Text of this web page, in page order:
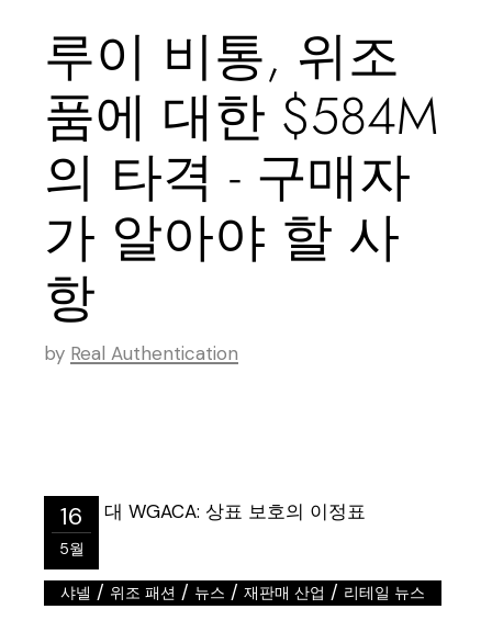
루이 비통, 위조
품에 대한 $584M
의 타격 - 구매자
가 알아야 할 사
항
by Real Authentication
16
5월
샤넬 / 위조 패션 / 뉴스 /재판매 산업 / 리테일 뉴스